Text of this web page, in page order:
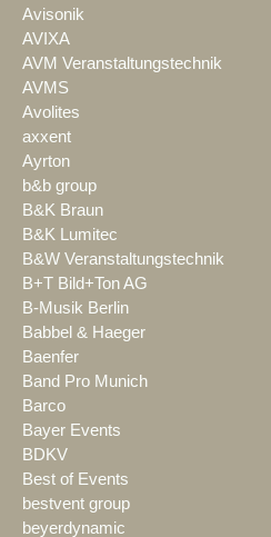
Avisonik
AVIXA
AVM Veranstaltungstechnik
AVMS
Avolites
axxent
Ayrton
b&b group
B&K Braun
B&K Lumitec
B&W Veranstaltungstechnik
B+T Bild+Ton AG
B-Musik Berlin
Babbel & Haeger
Baenfer
Band Pro Munich
Barco
Bayer Events
BDKV
Best of Events
bestvent group
beyerdynamic